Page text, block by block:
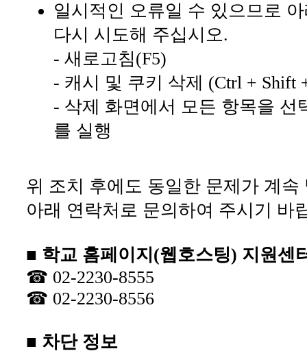
일시적인 오류일 수 있으므로
다시 시도해 주십시오.
- 새로고침(F5)
- 캐시 및 쿠키 삭제 (Ctrl + Shift
- 삭제 화면에서 모든 항목을 선
를 실행
위 조치 후에도 동일한 문제가 계속
아래 연락처로 문의하여 주시기 바
■ 학교 홈페이지(웹호스팅) 지원센
☎ 02-2230-8555
☎ 02-2230-8556
■ 차단 정보